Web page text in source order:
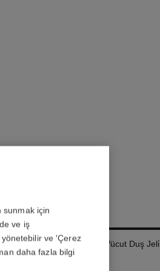
- PARIS
Eaux de Chanel – Saç ve Vücut Duş Jeli̇
fazla ayrıntı
sunmak için
ve iş
ve 'Çerez
daha fazla bilgi